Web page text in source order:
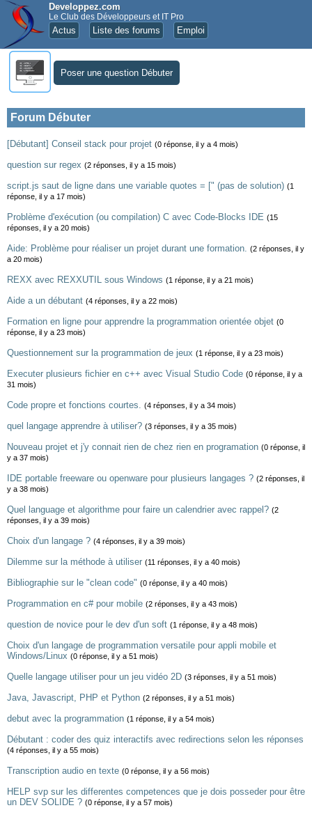
Developpez.com
Le Club des Développeurs et IT Pro
Actus Liste des forums Emploi
Poser une question Débuter
Forum Débuter
[Débutant] Conseil stack pour projet (0 réponse, il y a 4 mois)
question sur regex (2 réponses, il y a 15 mois)
script.js saut de ligne dans une variable quotes = [" (pas de solution) (1
réponse, il y a 17 mois)
Problème d'exécution (ou compilation) C avec Code-Blocks IDE (15
réponses, il y a 20 mois)
Aide: Problème pour réaliser un projet durant une formation. (2 réponses, il y
a 20 mois)
REXX avec REXXUTIL sous Windows (1 réponse, il y a 21 mois)
Aide a un débutant (4 réponses, il y a 22 mois)
Formation en ligne pour apprendre la programmation orientée objet (0
réponse, il y a 23 mois)
Questionnement sur la programmation de jeux (1 réponse, il y a 23 mois)
Executer plusieurs fichier en c++ avec Visual Studio Code (0 réponse, il y a
31 mois)
Code propre et fonctions courtes. (4 réponses, il y a 34 mois)
quel langage apprendre à utiliser? (3 réponses, il y a 35 mois)
Nouveau projet et j'y connait rien de chez rien en programation (0 réponse, il
y a 37 mois)
IDE portable freeware ou openware pour plusieurs langages ? (2 réponses, il
y a 38 mois)
Quel language et algorithme pour faire un calendrier avec rappel? (2
réponses, il y a 39 mois)
Choix d'un langage ? (4 réponses, il y a 39 mois)
Dilemme sur la méthode à utiliser (11 réponses, il y a 40 mois)
Bibliographie sur le "clean code" (0 réponse, il y a 40 mois)
Programmation en c# pour mobile (2 réponses, il y a 43 mois)
question de novice pour le dev d'un soft (1 réponse, il y a 48 mois)
Choix d'un langage de programmation versatile pour appli mobile et
Windows/Linux (0 réponse, il y a 51 mois)
Quelle langage utiliser pour un jeu vidéo 2D (3 réponses, il y a 51 mois)
Java, Javascript, PHP et Python (2 réponses, il y a 51 mois)
debut avec la programmation (1 réponse, il y a 54 mois)
Débutant : coder des quiz interactifs avec redirections selon les réponses
(4 réponses, il y a 55 mois)
Transcription audio en texte (0 réponse, il y a 56 mois)
HELP svp sur les differentes competences que je dois posseder pour être
un DEV SOLIDE ? (0 réponse, il y a 57 mois)